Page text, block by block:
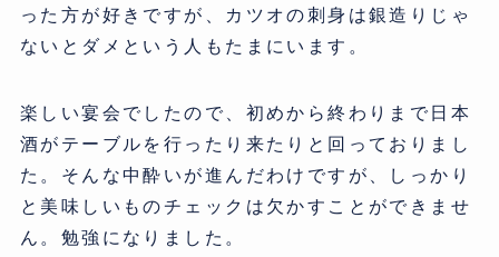
った方が好きですが、カツオの刺身は銀造りじゃ
ないとダメという人もたまにいます。
楽しい宴会でしたので、初めから終わりまで日本
酒がテーブルを行ったり来たりと回っておりまし
た。そんな中酔いが進んだわけですが、しっかり
と美味しいものチェックは欠かすことができませ
ん。勉強になりました。